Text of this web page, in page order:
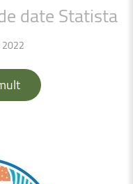
date Statista
2022